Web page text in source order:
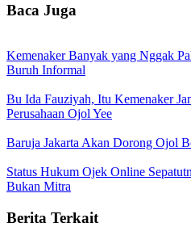
Baca Juga
Kemenaker Banyak yang Nggak
Buruh Informal
Bu Ida Fauziyah, Itu Kemenaker
Perusahaan Ojol Yee
Baruja Jakarta Akan Dorong Ojol
Status Hukum Ojek Online
Bukan Mitra
Berita Terkait